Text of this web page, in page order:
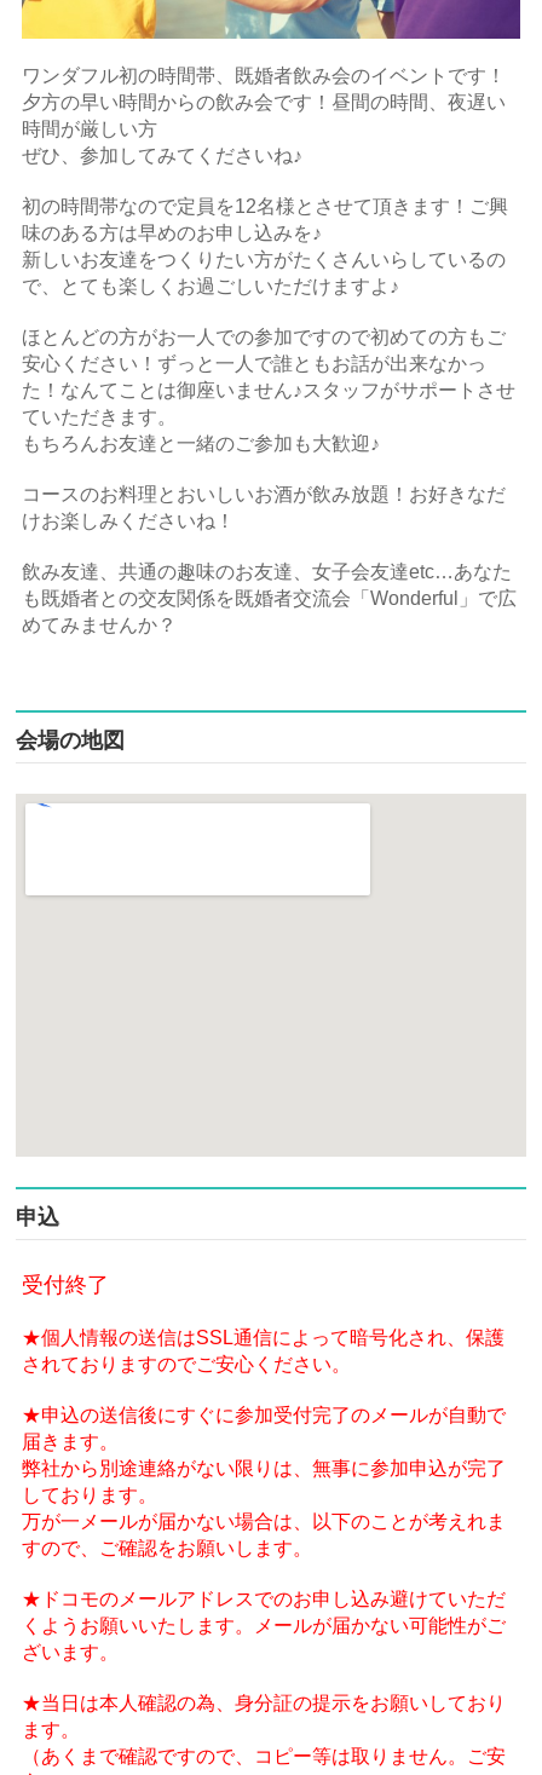
ワンダフル初の時間帯、既婚者飲み会のイベントです！
夕方の早い時間からの飲み会です！昼間の時間、夜遅い
時間が厳しい方
ぜひ、参加してみてくださいね♪
初の時間帯なので定員を12名様とさせて頂きます！ご興
味のある方は早めのお申し込みを♪
新しいお友達をつくりたい方がたくさんいらしているの
で、とても楽しくお過ごしいただけますよ♪
ほとんどの方がお一人での参加ですので初めての方もご
安心ください！ずっと一人で誰ともお話が出来なかっ
た！なんてことは御座いません♪スタッフがサポートさせ
ていただきます。
もちろんお友達と一緒のご参加も大歓迎♪
コースのお料理とおいしいお酒が飲み放題！お好きなだ
けお楽しみくださいね！
飲み友達、共通の趣味のお友達、女子会友達etc…あなた
も既婚者との交友関係を既婚者交流会「Wonderful」で広
めてみませんか？
会場の地図
申込
受付終了
★個人情報の送信はSSL通信によって暗号化され、保護
されておりますのでご安心ください。
★申込の送信後にすぐに参加受付完了のメールが自動で
届きます。
弊社から別途連絡がない限りは、無事に参加申込が完了
しております。
万が一メールが届かない場合は、以下のことが考えれま
すので、ご確認をお願いします。
★ドコモのメールアドレスでのお申し込み避けていただ
くようお願いいたします。メールが届かない可能性がご
ざいます。
★当日は本人確認の為、身分証の提示をお願いしており
ます。
（あくまで確認ですので、コピー等は取りません。ご安